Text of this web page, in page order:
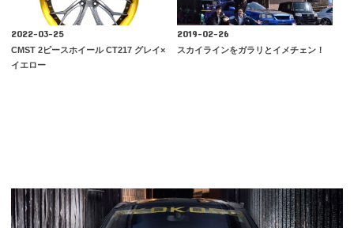
2022-03-25
CMST 2ピースホイール CT217 グレイ×
イエロー
2019-02-26
スカイラインをガラリとイメチェン！